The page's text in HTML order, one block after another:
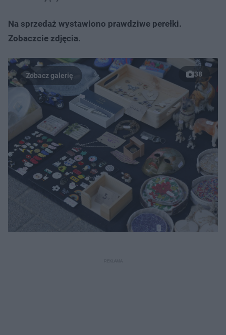
Na sprzedaż wystawiono prawdziwe perełki.
Zobaczcie zdjęcia.
38